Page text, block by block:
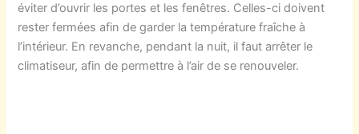
éviter d’ouvrir les portes et les fenêtres. Celles-ci doivent
rester fermées afin de garder la température fraîche à
l’intérieur. En revanche, pendant la nuit, il faut arrêter le
climatiseur, afin de permettre à l’air de se renouveler.